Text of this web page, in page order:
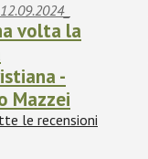
volta la
-
Mazzei
le recensioni